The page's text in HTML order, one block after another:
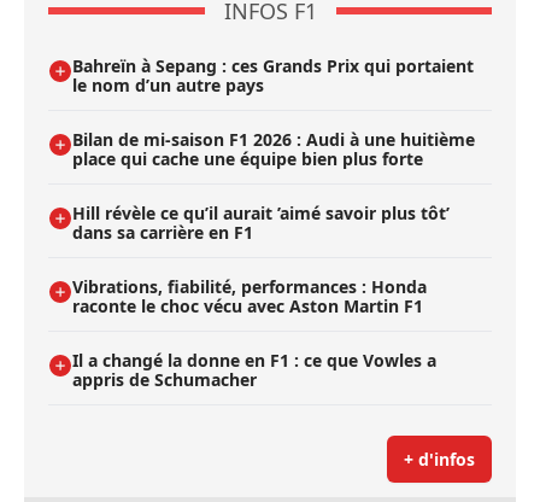
INFOS F1
Bahreïn à Sepang : ces Grands Prix qui portaient
le nom d’un autre pays
Bilan de mi-saison F1 2026 : Audi à une huitième
place qui cache une équipe bien plus forte
Hill révèle ce qu’il aurait ’aimé savoir plus tôt’
dans sa carrière en F1
Vibrations, fiabilité, performances : Honda
raconte le choc vécu avec Aston Martin F1
Il a changé la donne en F1 : ce que Vowles a
appris de Schumacher
+ d'infos